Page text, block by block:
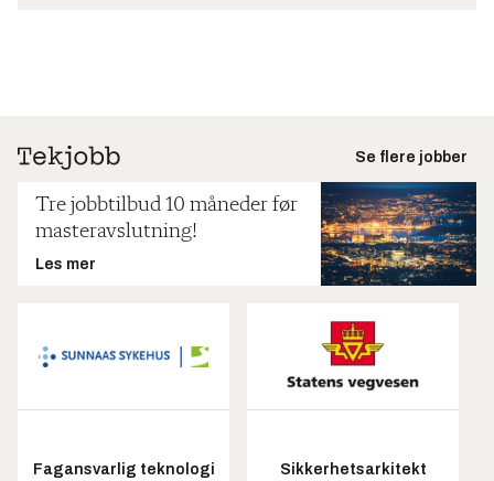
Se flere jobber
Tre jobbtilbud 10 måneder før
masteravslutning!
Les mer
Fagansvarlig teknologi
Sikkerhetsarkitekt